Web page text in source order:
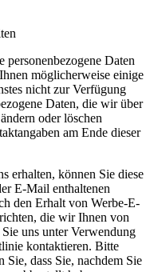
personenbezogene Daten
möglicherweise einige
nicht zur Verfügung
Daten, die wir über
oder löschen
am Ende dieser
erhalten, können Sie diese
E-Mail enthaltenen
den Erhalt von Werbe-E-
die wir Ihnen von
uns unter Verwendung
kontaktieren. Bitte
Sie, dass Sie, nachdem Sie